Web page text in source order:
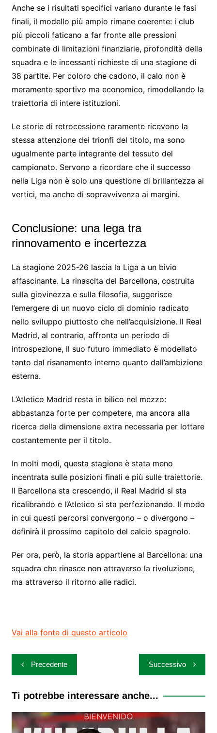
Anche se i risultati specifici variano durante le fasi
finali, il modello più ampio rimane coerente: i club
più piccoli faticano a far fronte alle pressioni
combinate di limitazioni finanziarie, profondità della
squadra e le incessanti richieste di una stagione di
38 partite. Per coloro che cadono, il calo non è
meramente sportivo ma economico, rimodellando la
traiettoria di intere istituzioni.
Le storie di retrocessione raramente ricevono la
stessa attenzione dei trionfi del titolo, ma sono
ugualmente parte integrante del tessuto del
campionato. Servono a ricordare che il successo
nella Liga non è solo una questione di brillantezza ai
vertici, ma anche di sopravvivenza ai margini.
Conclusione: una lega tra
rinnovamento e incertezza
La stagione 2025-26 lascia la Liga a un bivio
affascinante. La rinascita del Barcellona, ​​costruita
sulla giovinezza e sulla filosofia, suggerisce
l’emergere di un nuovo ciclo di dominio radicato
nello sviluppo piuttosto che nell’acquisizione. Il Real
Madrid, al contrario, affronta un periodo di
introspezione, il suo futuro immediato è modellato
tanto dal risanamento interno quanto dall’ambizione
esterna.
L’Atletico Madrid resta in bilico nel mezzo:
abbastanza forte per competere, ma ancora alla
ricerca della dimensione extra necessaria per lottare
costantemente per il titolo.
In molti modi, questa stagione è stata meno
incentrata sulle posizioni finali e più sulle traiettorie.
Il Barcellona sta crescendo, il Real Madrid si sta
ricalibrando e l’Atletico si sta perfezionando. Il modo
in cui questi percorsi convergono – o divergono –
definirà il prossimo capitolo del calcio spagnolo.
Per ora, però, la storia appartiene al Barcellona: una
squadra che rinasce non attraverso la rivoluzione,
ma attraverso il ritorno alle radici.
Vai alla fonte di questo articolo
Navigazione
articoli
Precedente Successivo
Ti potrebbe interessare anche...